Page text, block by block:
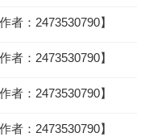
者：2473530790】
者：2473530790】
者：2473530790】
者：2473530790】